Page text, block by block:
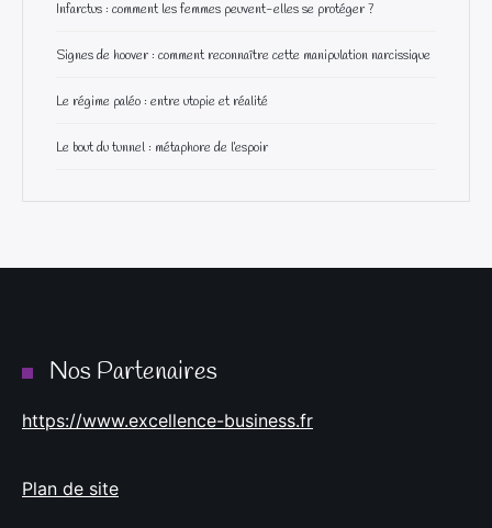
Infarctus : comment les femmes peuvent-elles se protéger ?
Signes de hoover : comment reconnaître cette manipulation narcissique
Le régime paléo : entre utopie et réalité
Le bout du tunnel : métaphore de l’espoir
Nos Partenaires
https://www.excellence-business.fr
Plan de site